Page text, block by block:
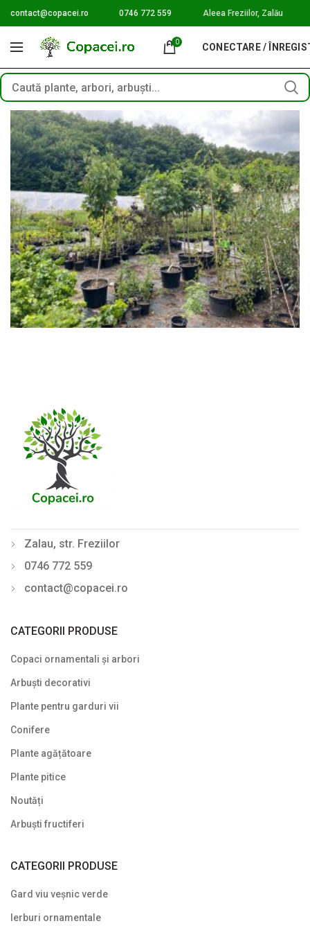
contact@copacei.ro 0746 772 559 Aleea Freziilor, Zalău
0 CONECTARE /
Zalau, str. Freziilor
0746 772 559
contact@copacei.ro
CATEGORII PRODUSE
Copaci ornamentali și arbori
Arbuști decorativi
Plante pentru garduri vii
Conifere
Plante agățătoare
Plante pitice
Noutăți
Arbuști fructiferi
CATEGORII PRODUSE
Gard viu veșnic verde
Ierburi ornamentale